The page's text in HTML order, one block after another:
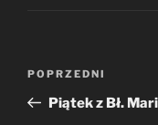
wpisu
Poprzedni
wpis
POPRZEDNI
Piątek z Bł.